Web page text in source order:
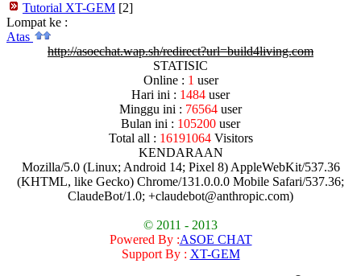
Tutorial XT-GEM [2]
Lompat ke :
Atas
http://asoechat.wap.sh/redirect?url=build4living.com
STATISIC
Online : 1 user
Hari ini : 1484 user
Minggu ini : 76564 user
Bulan ini : 105200 user
Total all : 16191064Visitors
KENDARAAN
Mozilla/5.0 (Linux; Android 14; Pixel 8) AppleWebKit/537.36
(KHTML, like Gecko) Chrome/131.0.0.0 Mobile Safari/537.36;
ClaudeBot/1.0; +claudebot@anthropic.com)
© 2011 - 2013
Powered By :ASOE CHAT
Support By : XT-GEM